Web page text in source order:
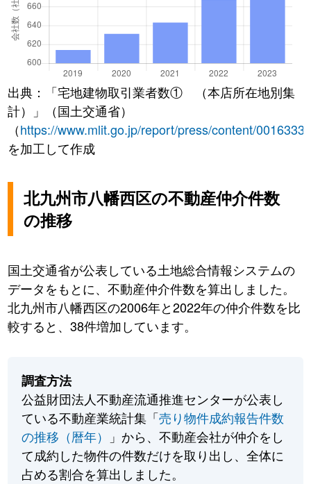
出典：「宅地建物取引業者数① （本店所在地別集
計）」（国土交通省）
（https://www.mlit.go.jp/report/press/content/
を加工して作成
北九州市八幡西区の不動産仲介件数
の推移
国土交通省が公表している土地総合情報システムの
データをもとに、不動産仲介件数を算出しました。
北九州市八幡西区の2006年と2022年の仲介件数を比
較すると、38件増加しています。
調査方法
公益財団法人不動産流通推進センターが公表し
ている不動産業統計集「売り物件成約報告件数
の推移（暦年）
」から、不動産会社が仲介をし
て成約した物件の件数だけを取り出し、全体に
占める割合を算出しました。